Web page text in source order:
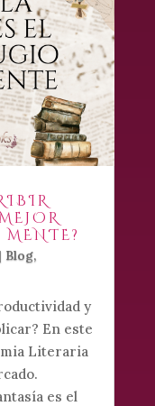
Blog,
y
En este
Literaria
es el